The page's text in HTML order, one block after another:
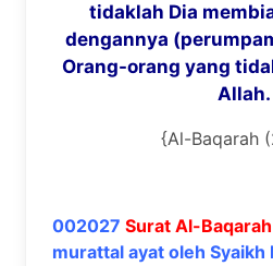
tidaklah Dia
dengannya
Orang-orang yang
Allah.
{Al-Baqarah
002027 Surat Al-
murattal ayat oleh Syaikh